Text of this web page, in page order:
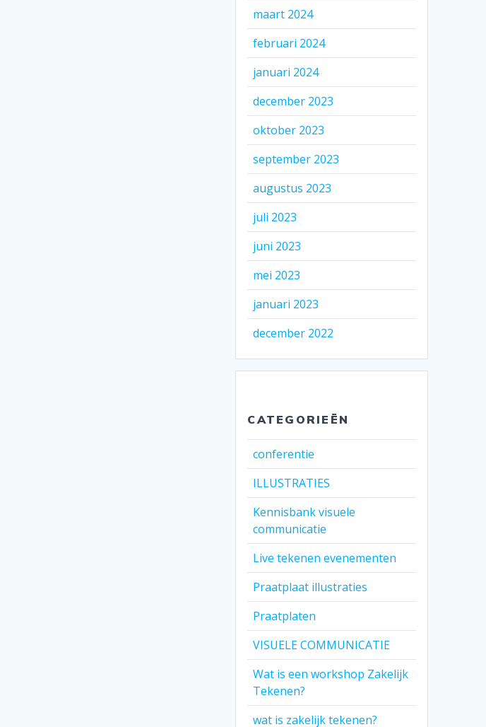
maart 2024
februari 2024
januari 2024
december 2023
oktober 2023
september 2023
augustus 2023
juli 2023
juni 2023
mei 2023
januari 2023
december 2022
CATEGORIEËN
conferentie
ILLUSTRATIES
Kennisbank visuele
communicatie
Live tekenen evenementen
Praatplaat illustraties
Praatplaten
VISUELE COMMUNICATIE
Wat is een workshop Zakelijk
Tekenen?
wat is zakelijk tekenen?